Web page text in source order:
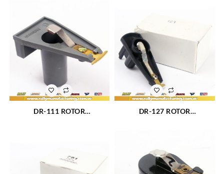
DR-111 ROTOR
DR-127 ROTOR